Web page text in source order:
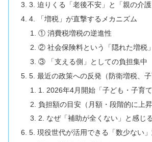
3. 迫りくる「老後不安」と「親の介護
4. 「増税」が直撃するメカニズム
① 消費税増税の逆進性
② 社会保険料という「隠れた増税」
③ 「支える側」としての負担集中
5. 最近の政策への反発（防衛増税、子
1. 2026年4月開始「子ども・子育
負担額の目安（月額・段階的に上昇
2. なぜ「補助が全くない」と感じ
5. 現役世代が活用できる「数少ない